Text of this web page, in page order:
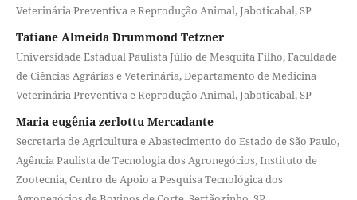
Veterinária Preventiva e Reprodução Animal, Jaboticabal, SP
Tatiane Almeida Drummond Tetzner
Universidade Estadual Paulista Júlio de Mesquita Filho, Faculdade
de Ciências Agrárias e Veterinária, Departamento de Medicina
Veterinária Preventiva e Reprodução Animal, Jaboticabal, SP
Maria eugênia zerlottu Mercadante
Secretaria de Agricultura e Abastecimento do Estado de São Paulo,
Agência Paulista de Tecnologia dos Agronegócios, Instituto de
Zootecnia, Centro de Apoio a Pesquisa Tecnológica dos